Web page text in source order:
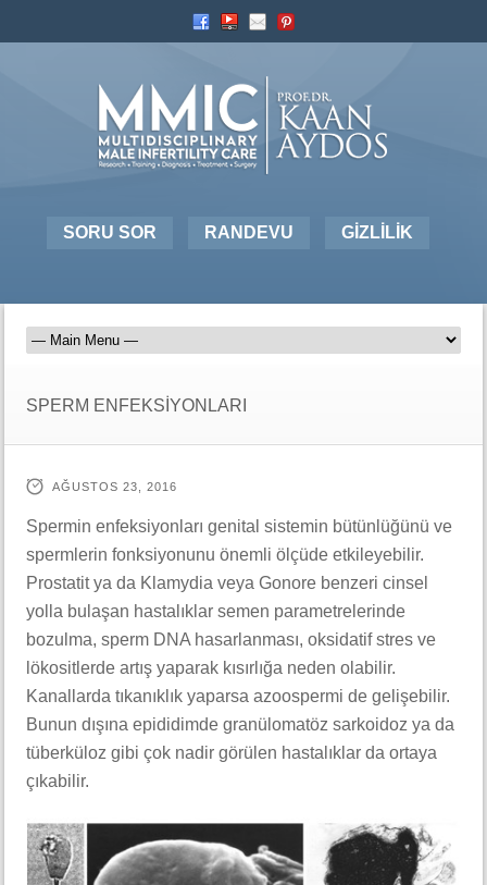
SORU SOR RANDEVU GİZLİLİK
SPERM ENFEKSİYONLARI
AĞUSTOS 23, 2016
Spermin enfeksiyonları genital sistemin bütünlüğünü ve
spermlerin fonksiyonunu önemli ölçüde etkileyebilir.
Prostatit ya da Klamydia veya Gonore benzeri cinsel
yolla bulaşan hastalıklar semen parametrelerinde
bozulma, sperm DNA hasarlanması, oksidatif stres ve
lökositlerde artış yaparak kısırlığa neden olabilir.
Kanallarda tıkanıklık yaparsa azoospermi de gelişebilir.
Bunun dışına epididimde granülomatöz sarkoidoz ya da
tüberküloz gibi çok nadir görülen hastalıklar da ortaya
çıkabilir.